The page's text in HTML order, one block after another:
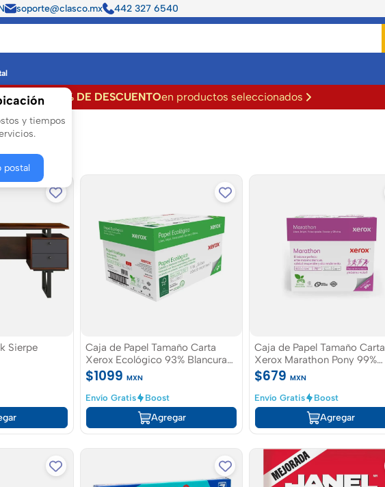
soporte@clasco.mx 442 327 6540
y tiempos
postal
Hasta 50% DE DESCUENTOen productos seleccionados
Sierpe
Caja de Papel Tamaño Carta
Xerox Ecológico 93% Blancura
5000 hojas
$1099 MXN
Envío Gratis
Boost
Agregar
Caja de Papel Tamaño Carta
Xerox Marathon Pony 99%
Blancura 2500 hojas
$679MXN
Envío Gratis
Boost
Agregar